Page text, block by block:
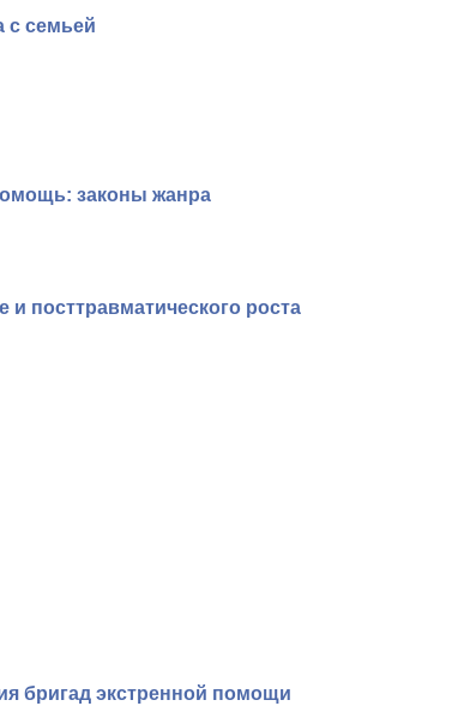
с семьей
законы жанра
и посттравматического роста
бригад экстренной помощи